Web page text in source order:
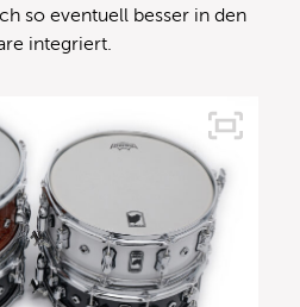
so eventuell besser in den
integriert.